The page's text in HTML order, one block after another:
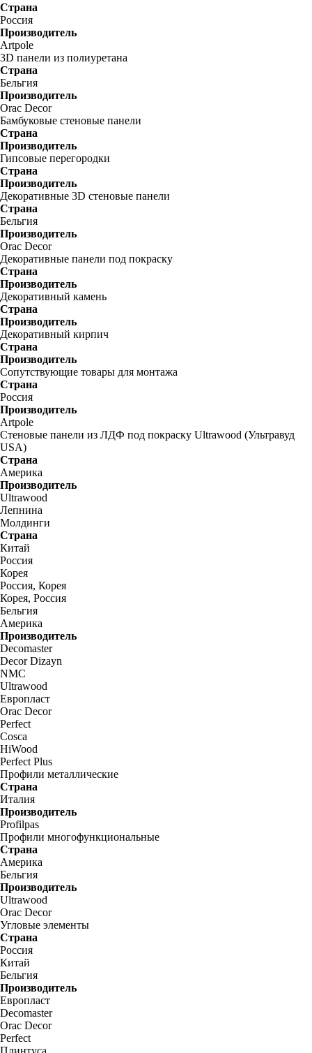
Страна
Россия
Производитель
Artpole
3D панели из полиуретана
Страна
Бельгия
Производитель
Orac Decor
Бамбуковые стеновые панели
Страна
Производитель
Гипсовые перегородки
Страна
Производитель
Декоративные 3D стеновые панели
Страна
Бельгия
Производитель
Orac Decor
Декоративные панели под покраску
Страна
Производитель
Декоративный камень
Страна
Производитель
Декоративный кирпич
Страна
Производитель
Сопутствующие товары для монтажа
Страна
Россия
Производитель
Artpole
Стеновые панели из ЛДФ под покраску Ultrawood (Ультравуд
USA)
Страна
Америка
Производитель
Ultrawood
Лепнина
Молдинги
Страна
Китай
Россия
Корея
Россия, Корея
Корея, Россия
Бельгия
Америка
Производитель
Decomaster
Decor Dizayn
NMC
Ultrawood
Европласт
Orac Decor
Perfect
Cosca
HiWood
Perfect Plus
Профили металлические
Страна
Италия
Производитель
Profilpas
Профили многофункциональные
Страна
Америка
Бельгия
Производитель
Ultrawood
Orac Decor
Угловые элементы
Страна
Россия
Китай
Бельгия
Производитель
Европласт
Decomaster
Orac Decor
Perfect
Плинтуса